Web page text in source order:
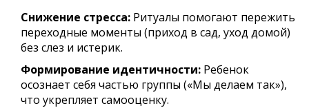
Снижение стресса: Ритуалы помогают пережить
переходные моменты (приход в сад, уход домой)
без слез и истерик.
Формирование идентичности: Ребенок
осознает себя частью группы («Мы делаем так»),
что укрепляет самооценку.